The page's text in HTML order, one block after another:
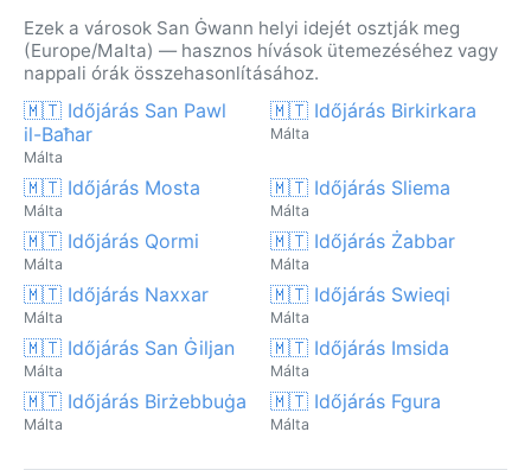
Ezek a városok San Ġwann helyi idejét osztják meg
(Europe/Malta) — hasznos hívások ütemezéséhez vagy
nappali órák összehasonlításához.
🇲🇹 Időjárás San Pawl
il-Baħar
Málta
🇲🇹 Időjárás Birkirkara
Málta
🇲🇹 Időjárás Mosta
Málta
🇲🇹 Időjárás Sliema
Málta
🇲🇹 Időjárás Qormi
Málta
🇲🇹 Időjárás Żabbar
Málta
🇲🇹 Időjárás Naxxar
Málta
🇲🇹 Időjárás Swieqi
Málta
🇲🇹 Időjárás San Ġiljan
Málta
🇲🇹 Időjárás Imsida
Málta
🇲🇹 Időjárás Birżebbuġa
Málta
🇲🇹 Időjárás Fgura
Málta